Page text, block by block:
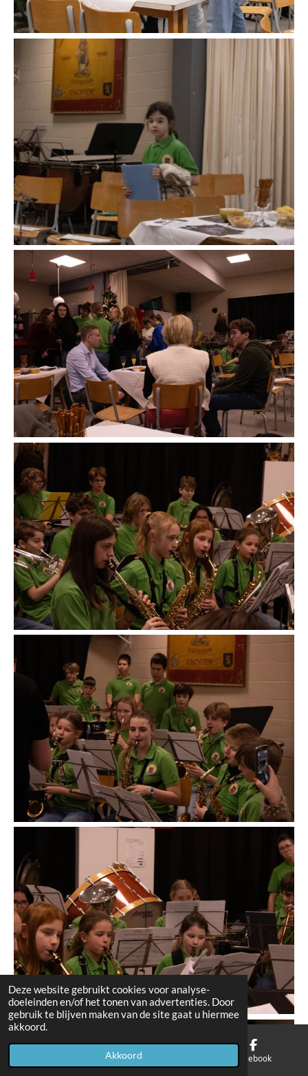
Deze website gebruikt cookies voor analyse-
doeleinden en/of het tonen van advertenties. Door
gebruik te blijven maken van de site gaat u hiermee
akkoord.
Akkoord Facebook